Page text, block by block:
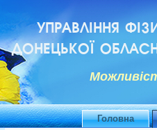
УПРАВЛІННЯ
ДОНЕЦЬКОЇ
Головна